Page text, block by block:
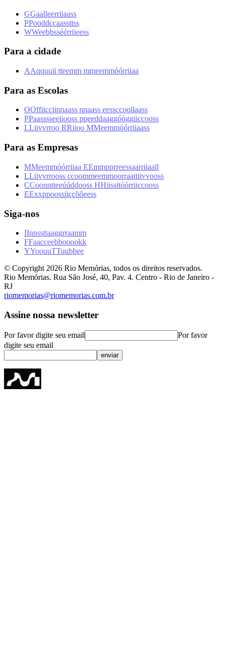
GGaalleerriiaass
PPooddccaassttss
WWeebbsséérriieess
Para a cidade
AAqquuii tteemm mmeemmóórriiaa
Para as Escolas
OOffiicciinnaass nnaass eessccoollaass
PPaasssseeiiooss ppeeddaaggóóggiiccooss
LLiivvrroo RRiioo MMeemmóórriiaass
Para as Empresas
MMeemmóórriiaa EEmmpprreessaarriiaall
LLiivvrrooss ccoommeemmoorraattiivvooss
CCoonntteeúúddooss HHiissttóórriiccooss
EExxppoossiiççõõeess
Siga-nos
IInnssttaaggrraamm
FFaacceebbooookk
YYoouuTTuubbee
© Copyright 2026 Rio Memórias, todos os direitos reservados.
Rio Memórias. Rua São José, 40, Pav. 4. Centro - Rio de Janeiro -
RJ
riomemorias@riomemorias.com.br
Assine nossa newsletter
Por favor digite seu email
Por favor
digite seu email
enviar